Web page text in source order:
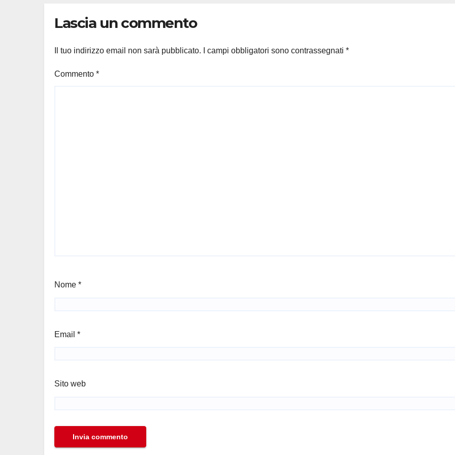
Lascia un commento
Il tuo indirizzo email non sarà pubblicato. I campi obbligatori sono contrassegnati *
Commento *
Nome *
Email *
Sito web